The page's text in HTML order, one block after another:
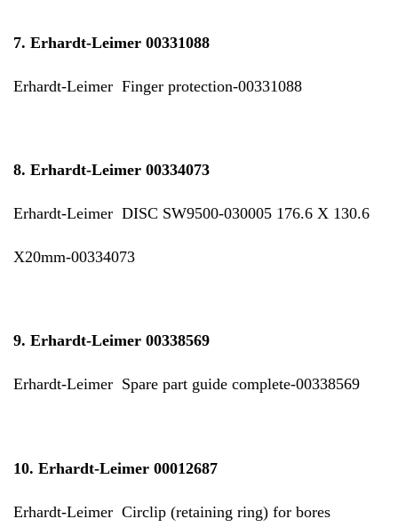
7. Erhardt-Leimer 00331088
Erhardt-Leimer Finger protection-00331088
8. Erhardt-Leimer 00334073
Erhardt-Leimer DISC SW9500-030005 176.6 X 130.6
X20mm-00334073
9. Erhardt-Leimer 00338569
Erhardt-Leimer Spare part guide complete-00338569
10. Erhardt-Leimer 00012687
Erhardt-Leimer Circlip (retaining ring) for bores